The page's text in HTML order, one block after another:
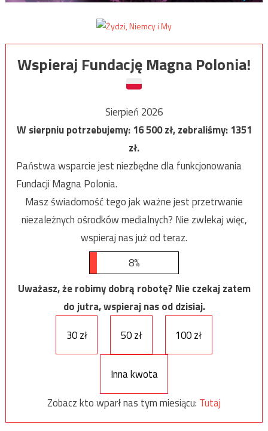
Wspieraj Fundację Magna Polonia!
Sierpień 2026
W sierpniu potrzebujemy:16 500zł, zebraliśmy:1351
zł.
Państwa wsparcie jest niezbędne dla funkcjonowania
Fundacji Magna Polonia.
Masz świadomość tego jak ważne jest przetrwanie
niezależnych ośrodków medialnych? Nie zwlekaj więc,
wspieraj nas już od teraz.
8%
Uważasz, że robimy dobrą robotę? Nie czekaj zatem
do jutra, wspieraj nas od dzisiaj.
30 zł
50 zł 100 zł
Inna kwota
Zobacz kto wparł nas tym miesiącu: Tutaj